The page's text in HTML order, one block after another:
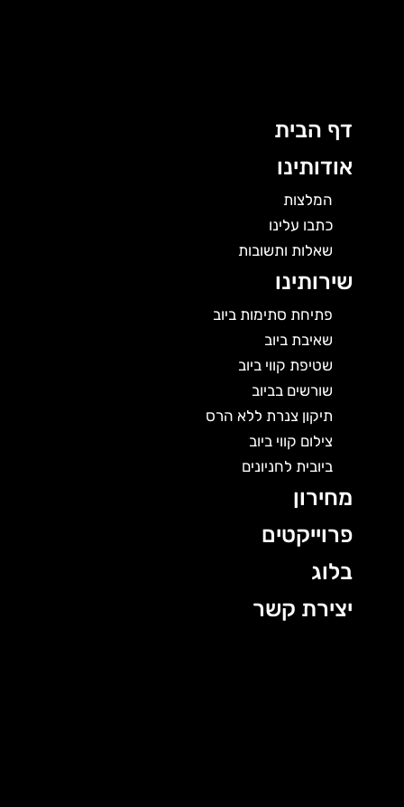
דף הבית
אודותינו
המלצות
כתבו עלינו
שאלות ותשובות
שירותינו
פתיחת סתימות ביוב
שאיבת ביוב
שטיפת קווי ביוב
שורשים בביוב
תיקון צנרת ללא הרס
צילום קווי ביוב
ביובית לחניונים
מחירון
פרוייקטים
בלוג
יצירת קשר